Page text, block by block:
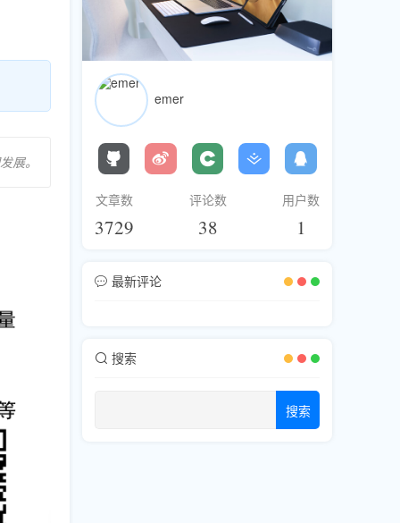
展。
emer
文章数
3729
评论数
38
用户数
1
最新评论
搜索
搜索